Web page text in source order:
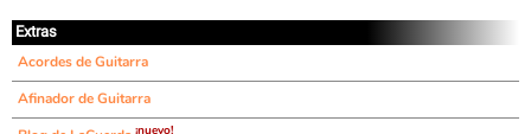
Extras
Acordes de Guitarra
Afinador de Guitarra
¡nuevo!